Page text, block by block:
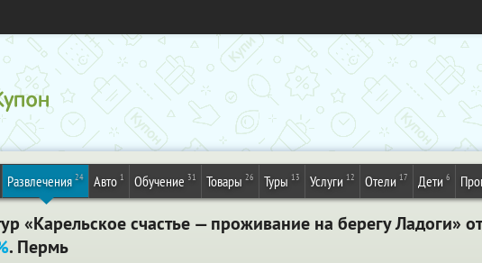
Развлечения 24 Авто 1 Обучение 31 Товары 26 Туры 13 Услуги 12 Отели 17 Дети 6
«Карельское счастье — проживание на берегу Ладоги»
. Пермь